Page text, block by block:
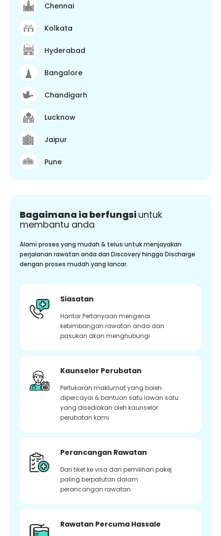
Chennai
Kolkata
Hyderabad
Bangalore
Chandigarh
Lucknow
Jaipur
Pune
Bagaimana ia berfungsi untuk
membantu anda
Alami proses yang mudah & telus untuk menjayakan
perjalanan rawatan anda dari Discovery hingga Discharge
dengan proses mudah yang lancar.
Siasatan
Hantar Pertanyaan mengenai
kebimbangan rawatan anda dan
pasukan akan menghubungi
Kaunselor Perubatan
Pertukaran maklumat yang boleh
dipercayai & bantuan satu lawan satu
yang disediakan oleh kaunselor
perubatan kami
Perancangan Rawatan
Dari tiket ke visa dan pemilihan pakej
paling berpatutan dalam
perancangan rawatan
Rawatan Percuma Hassale